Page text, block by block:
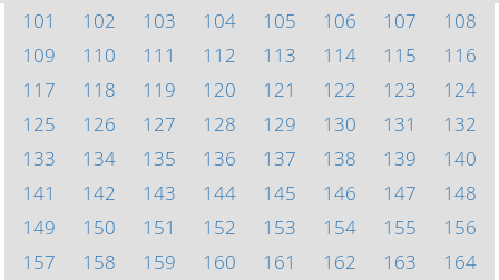
101
102 103 104 105 106 107
108
109
110 111 112 113 114 115
116
117
118 119 120 121 122 123
124
125
126 127 128 129 130 131
132
133
134 135 136 137 138 139
140
141
142 143 144 145 146 147
148
149
150 151 152 153 154 155
156
157
158 159 160 161 162 163
164